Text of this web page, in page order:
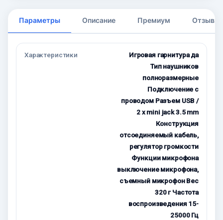
Параметры Описание Премиум Отзывы
Характеристики
Игровая гарнитура да
Тип наушников
полноразмерные
Подключение с
проводом Разъем USB /
2 x mini jack 3.5 mm
Конструкция
отсоединяемый кабель,
регулятор громкости
Функции микрофона
выключение микрофона,
съемный микрофон Вес
320 г Частота
воспроизведения 15-
25000 Гц